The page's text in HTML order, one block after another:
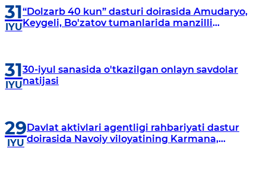
31
IYU
“Dolzarb 40 kun” dasturi doirasida Amudaryo,
Keygeli, Bo'zatov tumanlarida manzilli
31
IYU
30-iyul sanasida o'tkazilgan onlayn savdolar
natijasi
29
IYU
Davlat aktivlari agentligi rahbariyati dastur
doirasida Navoiy viloyatining Karmana,